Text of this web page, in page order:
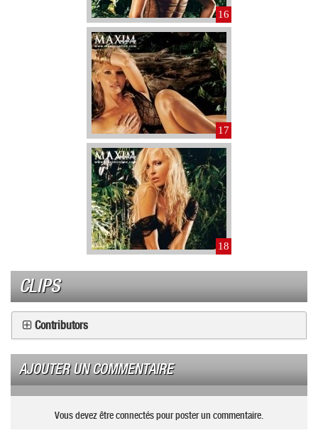
16
17
18
CLIPS
Contributors
AJOUTER UN COMMENTAIRE
Vous devez être connectés pour poster un commentaire.